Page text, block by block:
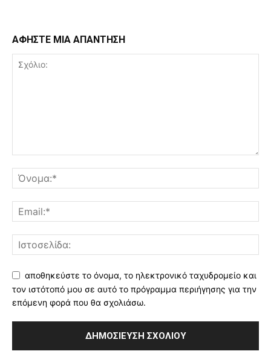
ΑΦΗΣΤΕ ΜΙΑ ΑΠΑΝΤΗΣΗ
αποθηκεύστε το όνομα, το ηλεκτρονικό ταχυδρομείο και
τον ιστότοπό μου σε αυτό το πρόγραμμα περιήγησης για την
επόμενη φορά που θα σχολιάσω.